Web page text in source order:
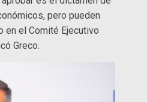
pero pueden
en el Comité Ejecutivo
Greco.